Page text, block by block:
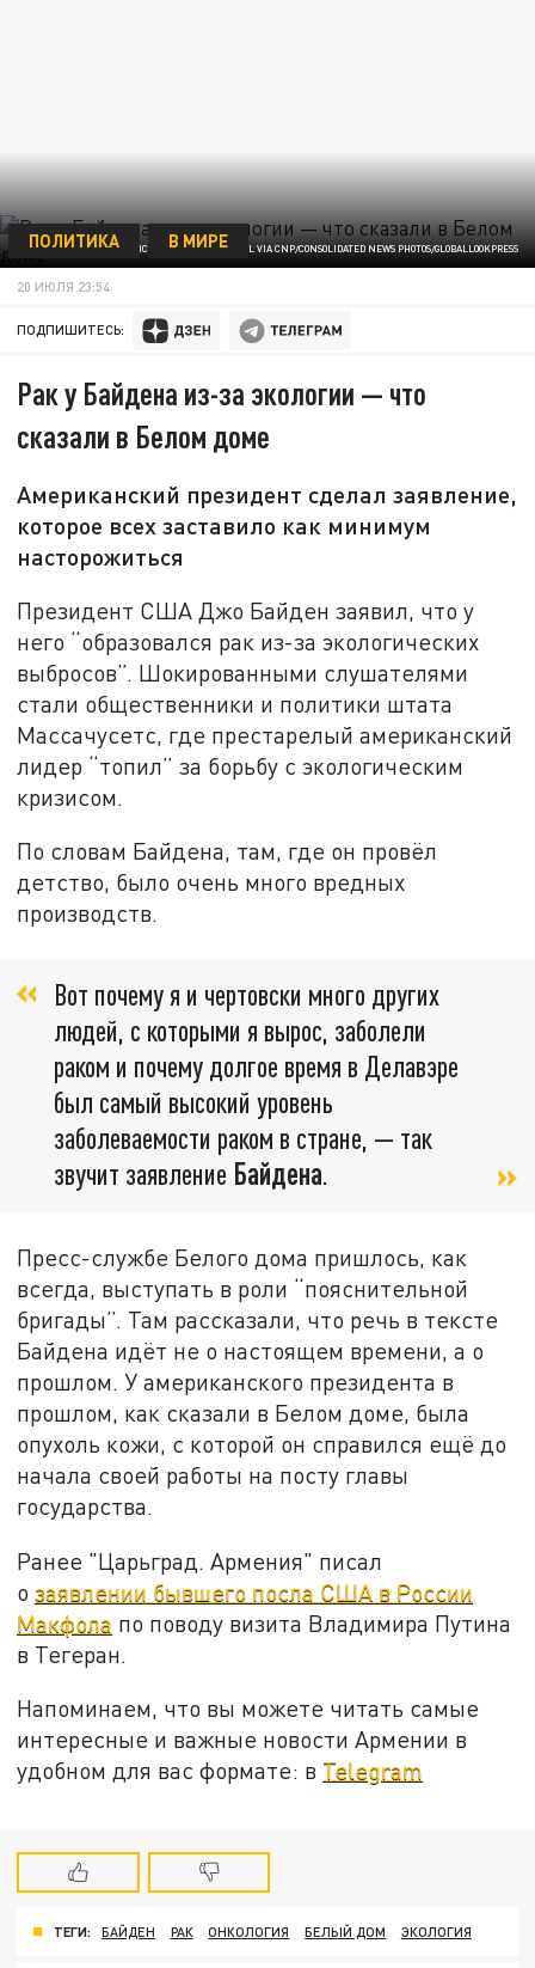
ФОТО: MICHAEL REYNOLDS - POOL VIA CNP/CONSOLIDATED NEWS PHOTOS/GLOBALLOOKPRESS
ПОЛИТИКА В МИРЕ
20 ИЮЛЯ 23:54
ПОДПИШИТЕСЬ:
Рак у Байдена из-за экологии — что
сказали в Белом доме
Американский президент сделал заявление,
которое всех заставило как минимум
насторожиться
Президент США Джо Байден заявил, что у
него “образовался рак из-за экологических
выбросов”. Шокированными слушателями
стали общественники и политики штата
Массачусетс, где престарелый американский
лидер “топил” за борьбу с экологическим
кризисом.
По словам Байдена, там, где он провёл
детство, было очень много вредных
производств.
Вот почему я и чертовски много других
людей, с которыми я вырос, заболели
раком и почему долгое время в Делавэре
был самый высокий уровень
заболеваемости раком в стране, — так
звучит заявление Байдена.
Пресс-службе Белого дома пришлось, как
всегда, выступать в роли “пояснительной
бригады”. Там рассказали, что речь в тексте
Байдена идёт не о настоящем времени, а о
прошлом. У американского президента в
прошлом, как сказали в Белом доме, была
опухоль кожи, с которой он справился ещё до
начала своей работы на посту главы
государства.
Ранее "Царьград. Армения" писал
озаявлении бывшего посла США в России
Макфола по поводу визита Владимира Путина
в Тегеран.
Напоминаем, что вы можете читать самые
интересные и важные новости Армении в
удобном для вас формате: в Telegram
ТЕГИ: БАЙДЕН РАК ОНКОЛОГИЯ БЕЛЫЙ ДОМ ЭКОЛОГИЯ